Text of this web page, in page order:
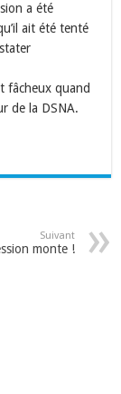
a été
ait été tenté
fâcheux quand
de la DSNA.
Suivant
monte !